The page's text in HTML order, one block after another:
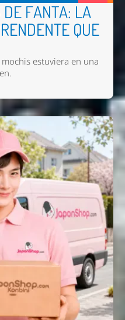
DE FANTA: LA
QUE
estuviera en una
Enviar